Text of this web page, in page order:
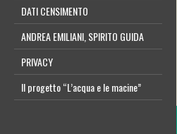
DATI CENSIMENTO
ANDREA EMILIANI, SPIRITO GUIDA
PRIVACY
Il progetto “L’acqua e le macine”